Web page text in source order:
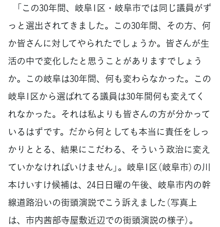
「この30年間、岐阜1区・岐阜市では同じ議員がず
っと選出されてきました。この30年間、その方、何
か皆さんに対してやられたでしょうか。皆さんが生
活の中で変化したと思うことがありますでしょう
か。この岐阜は30年間、何も変わらなかった。この
岐阜1区から選ばれてる議員は30年間何も変えてく
れなかった。それは私よりも皆さんの方が分かって
いるはずです。だから何としても本当に責任をしっ
かりととる、結果にこだわる、そういう政治に変え
ていかなければいけません」。岐阜1区（岐阜市）の川
本けいすけ候補は、24日日曜の午後、岐阜市内の幹
線道路沿いの街頭演説でこう訴えました（写真上
は、市内茜部寺屋敷近辺での街頭演説の様子）。